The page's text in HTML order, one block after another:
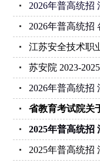
2026年普高统招
2026年普高统招
江苏安全技术职
苏安院 2023-
2026年普高统招
省教育考试院关
2025年普高统招
2025年普高统招